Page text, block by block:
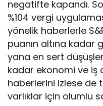
negatifte kapandı.
%104 vergi
yönelik haberlerle
puanın altına kadar
yana en sert
kadar ekonomi ve iş
haberlerini izlese de
varlıklar için olumlu